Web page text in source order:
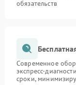
обязательств
Современное
экспресс-
сроки,